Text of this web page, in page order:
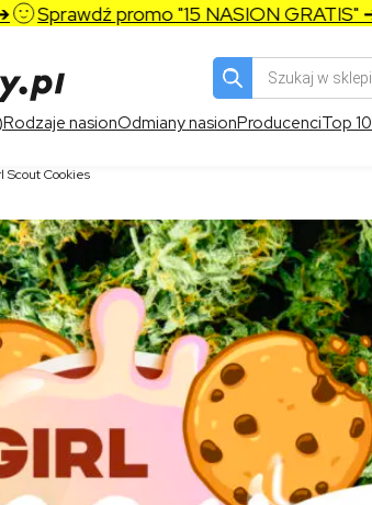
Sprawdź promo "15 NASION GRATIS" ➔
Wyszukiwarka
produktów
Rodzaje nasionOdmiany nasionProducenciTop 10
Scout Cookies